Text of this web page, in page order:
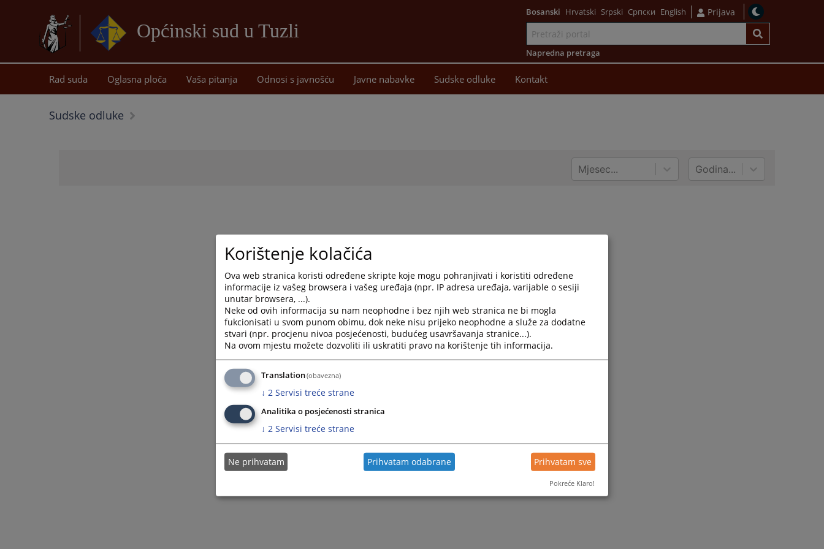
Općinski sud u Tuzli
sadržaj
Bosanski Hrvatski Srpski Српски English Prijava
Napredna pretraga
Rad suda Oglasna ploča Vaša pitanja Odnosi s javnošću Javne nabavke Sudske odluke Kontakt
Sudske odluke
Mjesec... Godina...
Trenutno nema vijesti
Korištenje kolačića
Ova web stranica koristi određene skripte koje mogu pohranjivati i koristiti određene
informacije iz vašeg browsera i vašeg uređaja (npr. IP adresa uređaja, varijable o sesiji
unutar browsera, ...).
Neke od ovih informacija su nam neophodne i bez njih web stranica ne bi mogla
fukcionisati u svom punom obimu, dok neke nisu prijeko neophodne a služe za dodatne
stvari (npr. procjenu nivoa posjećenosti, budućeg usavršavanja stranice...).
Na ovom mjestu možete dozvoliti ili uskratiti pravo na korištenje tih informacija.
Translation(obavezna)
↓ 2 Servisi treće strane
Analitika o posjećenosti stranica
↓ 2 Servisi treće strane
Ne prihvatam Prihvatam odabrane Prihvatam sve
Pokreće Klaro!